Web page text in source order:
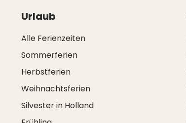
Urlaub
Alle Ferienzeiten
Sommerferien
Herbstferien
Weihnachtsferien
Silvester in Holland